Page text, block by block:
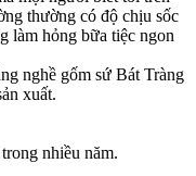
thường có độ chịu sốc
làm hỏng bữa tiệc ngon
nghề gốm sứ Bát Tràng
xuất.
nhiều năm.